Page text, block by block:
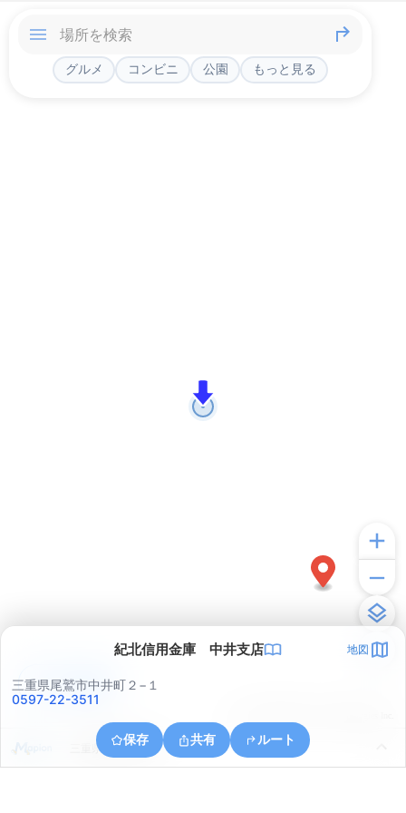
グルメ コンビニ 公園 もっと見る
紀北信用金庫 中井支店 地図
三重県尾鷲市中井町２−１
0597-22-3511
保存 共有 ルート
三重県尾鷲市南浦
アプリで見る